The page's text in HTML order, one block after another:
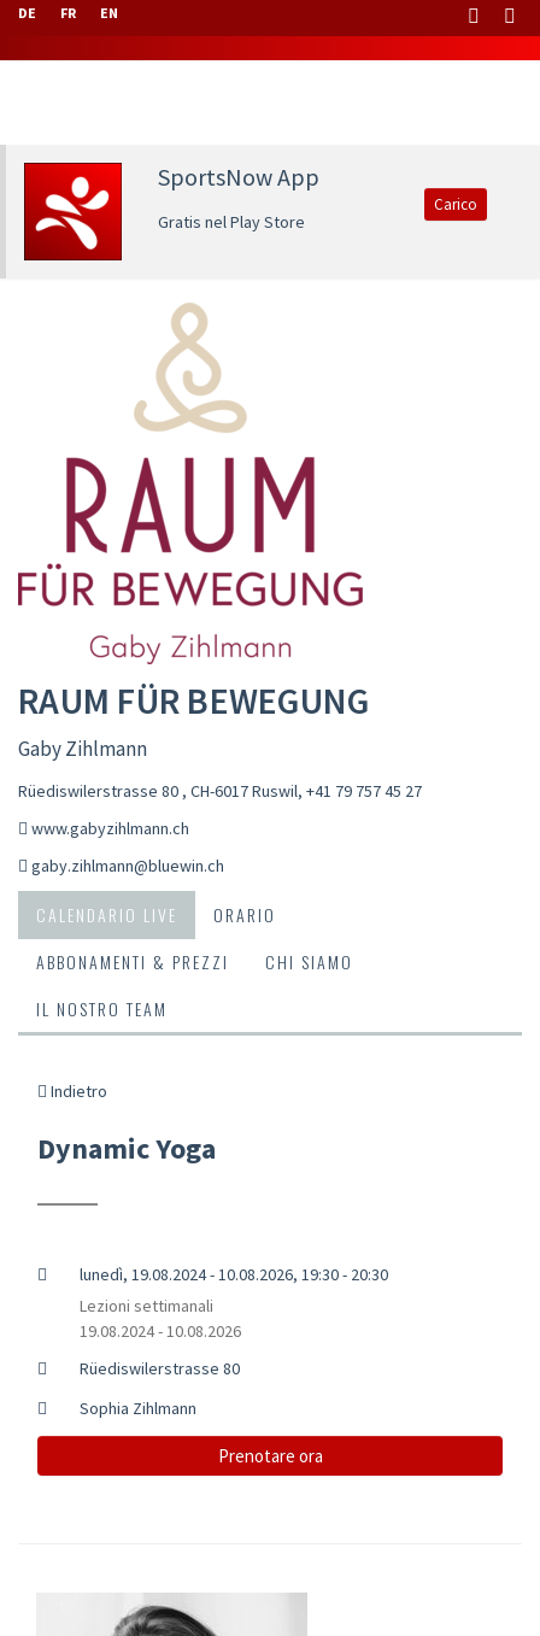
DE FR EN
SportsNow App
Gratis nel Play Store
Carico
RAUM FÜR BEWEGUNG
Gaby Zihlmann
Rüediswilerstrasse 80 , CH-6017 Ruswil, +41 79 757 45 27
www.gabyzihlmann.ch
gaby.zihlmann@bluewin.ch
CALENDARIO LIVE
ORARIO
ABBONAMENTI & PREZZI
CHI SIAMO
IL NOSTRO TEAM
Indietro
Dynamic Yoga
lunedì, 19.08.2024 - 10.08.2026, 19:30 - 20:30
Lezioni settimanali
19.08.2024 - 10.08.2026
Rüediswilerstrasse 80
Sophia Zihlmann
Prenotare ora